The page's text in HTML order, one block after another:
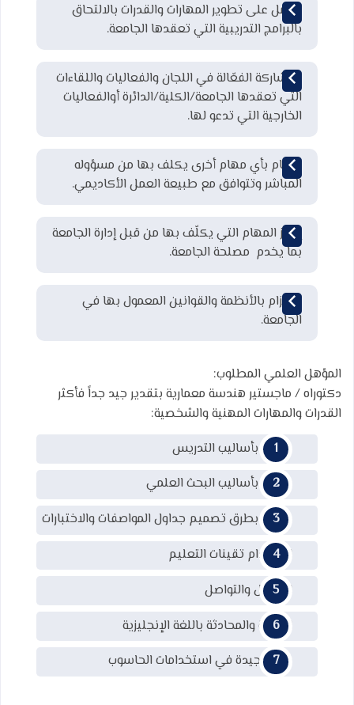
العمل على تطوير المهارات والقدرات بالالتحاق
بالبرامج التدريبية التي تعقدها الجامعة.
المشاركة الفعّالة في اللجان والفعاليات واللقاءات
التي تعقدها الجامعة/الكلية/الدائرة أوالفعاليات
الخارجية التي تدعو لها.
القيام بأي مهام أخرى يكلف بها من مسؤوله
المباشر وتتوافق مع طبيعة العمل الأكاديمي.
إنجاز المهام التي يكلّف بها من قبل إدارة الجامعة
بما يخدم مصلحة الجامعة.
الالتزام بالأنظمة والقوانين المعمول بها في
الجامعة.
المؤهل العلمي المطلوب:
دكتوراه / ماجستير هندسة معمارية بتقدير جيد جداً فأكثر
القدرات والمهارات المهنية والشخصية:
معرفة بأساليب التدريس
معرفة بأساليب البحث العلمي
معرفة بطرق تصميم جداول المواصفات والاختبارات
استخدام تقينات التعليم
الاتصال والتواصل
الكتابة والمحادثة باللغة الإنجليزية
قدرات جيدة في استخدامات الحاسوب